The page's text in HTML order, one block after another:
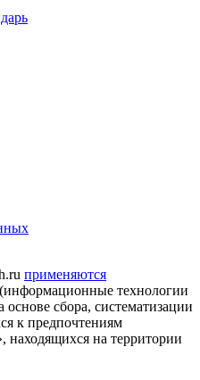
применяются
(информационные технологии
сбора, систематизации
к предпочтениям
находящихся на территории